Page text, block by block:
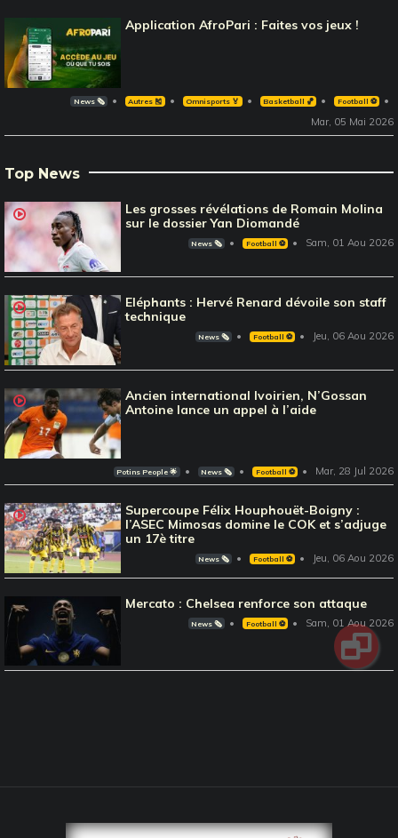
Application AfroPari : Faites vos jeux !
News 🗞️ Autres 🎽 Omnisports 🏅 Basketball 🏀 Football ⚽️
Mar, 05 Mai 2026
Top News
Les grosses révélations de Romain Molina
sur le dossier Yan Diomandé
News 🗞️ Football ⚽️ Sam, 01 Aou 2026
Eléphants : Hervé Renard dévoile son staff
technique
News 🗞️ Football ⚽️ Jeu, 06 Aou 2026
Ancien international Ivoirien, N’Gossan
Antoine lance un appel à l’aide
Potins People 🌟 News 🗞️ Football ⚽️ Mar, 28 Jul 2026
Supercoupe Félix Houphouët-Boigny :
l’ASEC Mimosas domine le COK et s’adjuge
un 17è titre
News 🗞️ Football ⚽️ Jeu, 06 Aou 2026
Mercato : Chelsea renforce son attaque
News 🗞️ Football ⚽️ Sam, 01 Aou 2026